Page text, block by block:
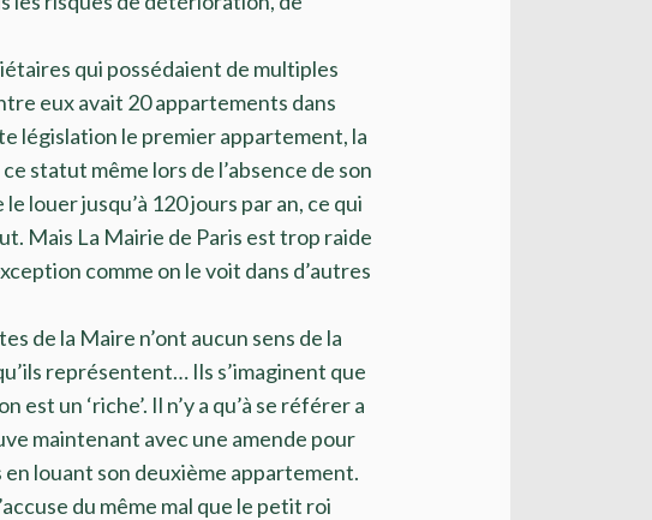
qui possédaient de multiples
eux avait 20 appartements dans
législation le premier appartement, la
statut même lors de l’absence de son
louer jusqu’à 120 jours par an, ce qui
Mais La Mairie de Paris est trop raide
comme on le voit dans d’autres
de la Maire n’ont aucun sens de la
représentent… Ils s’imaginent que
est un ‘riche’. Il n’y a qu’à se référer a
maintenant avec une amende pour
louant son deuxième appartement.
du même mal que le petit roi